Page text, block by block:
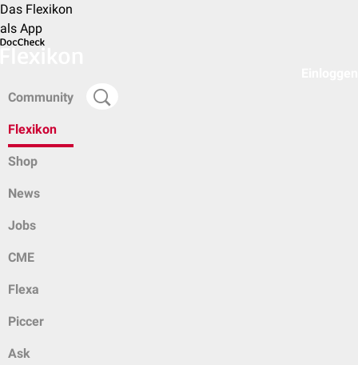
Das Flexikon
als App
Community
Flexikon
Shop
News
Jobs
CME
Flexa
Piccer
Ask